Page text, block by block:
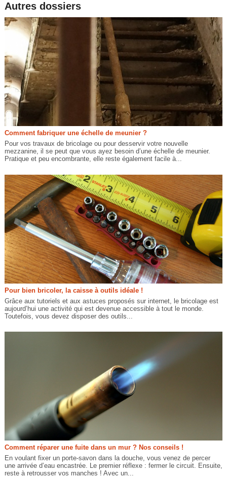
Autres dossiers
Comment fabriquer une échelle de meunier ?
Pour vos travaux de bricolage ou pour desservir votre nouvelle
mezzanine, il se peut que vous ayez besoin d’une échelle de meunier.
Pratique et peu encombrante, elle reste également facile à...
Pour bien bricoler, la caisse à outils idéale !
Grâce aux tutoriels et aux astuces proposés sur internet, le bricolage est
aujourd’hui une activité qui est devenue accessible à tout le monde.
Toutefois, vous devez disposer des outils...
Comment réparer une fuite dans un mur ? Nos conseils !
En voulant fixer un porte-savon dans la douche, vous venez de percer
une arrivée d’eau encastrée. Le premier réflexe : fermer le circuit. Ensuite,
reste à retrousser vos manches ! Avec un...